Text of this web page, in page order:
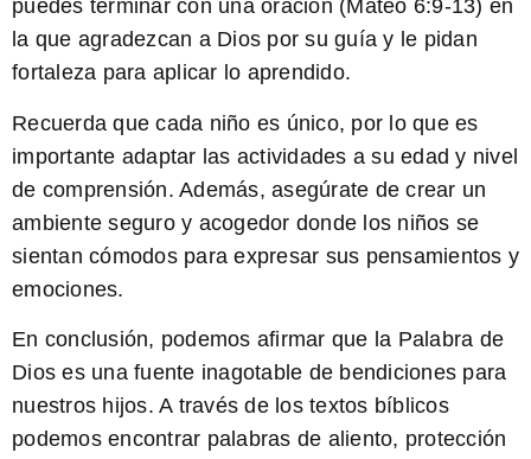
puedes terminar con una oración (Mateo 6:9-13) en
la que agradezcan a Dios por su guía y le pidan
fortaleza para aplicar lo aprendido.
Recuerda que cada niño es único, por lo que es
importante adaptar las actividades a su edad y nivel
de comprensión. Además, asegúrate de crear un
ambiente seguro y acogedor donde los niños se
sientan cómodos para expresar sus pensamientos y
emociones.
En conclusión, podemos afirmar que la Palabra de
Dios es una fuente inagotable de bendiciones para
nuestros hijos. A través de los textos bíblicos
podemos encontrar palabras de aliento, protección